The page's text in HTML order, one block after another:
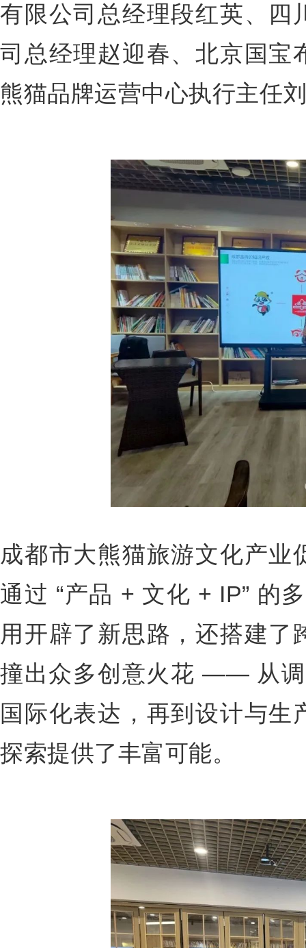
有限公司总经理段红英、四
司总经理赵迎春、北京国宝
熊猫品牌运营中心执行主任
成都市大熊猫旅游文化产业
通过 “产品 + 文化 + IP” 的
用开辟了新思路，还搭建
撞出众多创意火花 —— 从调
国际化表达，再到设计与
探索提供了丰富可能。